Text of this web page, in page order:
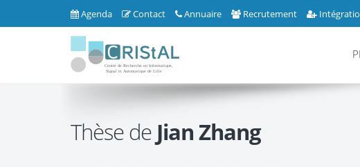
Agenda Contact Annuaire Recrutement
Thèse de Jian Zhang